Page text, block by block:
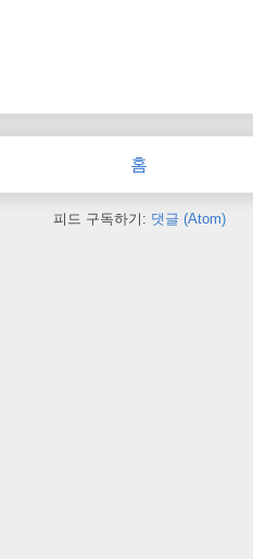
홈
피드 구독하기: 댓글 (Atom)